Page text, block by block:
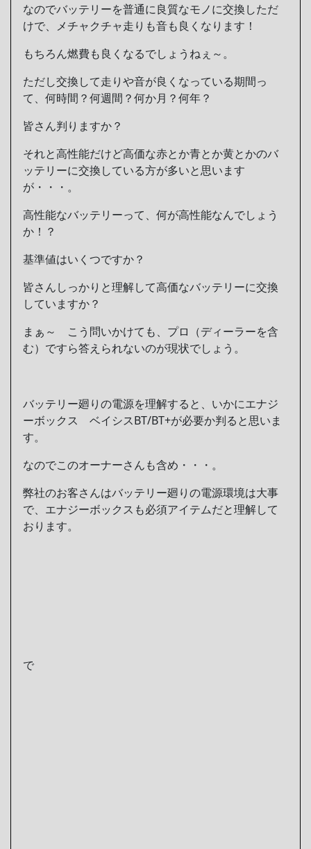
なのでバッテリーを普通に良質なモノに交換しただ
けで、メチャクチャ走りも音も良くなります！
もちろん燃費も良くなるでしょうねぇ～。
ただし交換して走りや音が良くなっている期間っ
て、何時間？何週間？何か月？何年？
皆さん判りますか？
それと高性能だけど高価な赤とか青とか黄とかのバ
ッテリーに交換している方が多いと思います
が・・・。
高性能なバッテリーって、何が高性能なんでしょう
か！？
基準値はいくつですか？
皆さんしっかりと理解して高価なバッテリーに交換
していますか？
まぁ～ こう問いかけても、プロ（ディーラーを含
む）ですら答えられないのが現状でしょう。
バッテリー廻りの電源を理解すると、いかにエナジ
ーボックス ベイシスBT/BT+が必要か判ると思いま
す。
なのでこのオーナーさんも含め・・・。
弊社のお客さんはバッテリー廻りの電源環境は大事
で、エナジーボックスも必須アイテムだと理解して
おります。
で